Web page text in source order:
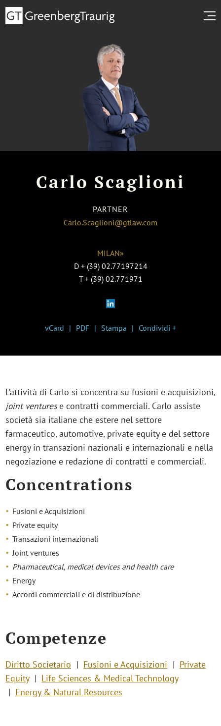
Carlo Scaglioni
PARTNER
Carlo.Scaglioni@gtlaw.com
MILAN»
D + (39) 02.77197214
T + (39) 02.771971
vCard PDF Stampa Condividi +
L’attività di Carlo si concentra su fusioni e acquisizioni,
joint venturese contratti commerciali. Carlo assiste
società sia italiane che estere nel settore
farmaceutico, automotive, private equity e del settore
energy in transazioni nazionali e internazionali e nella
negoziazione e redazione di contratti e commerciali.
Concentrations
Fusioni e Acquisizioni
Private equity
Transazioni internazionali
Joint ventures
Pharmaceutical, medical devices and health care
Energy
Accordi commerciali e di distribuzione
Competenze
Diritto Societario Fusioni e Acquisizioni
Private
Equity
Life Sciences & Medical Technology
Energy & Natural Resources